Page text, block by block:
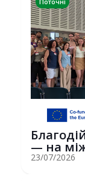
— на
23/07/2026